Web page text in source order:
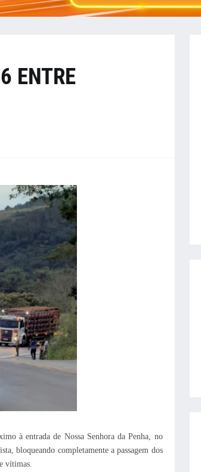
ENTRE
à entrada de Nossa Senhora da Penha, no
bloqueando completamente a passagem dos
vítimas.